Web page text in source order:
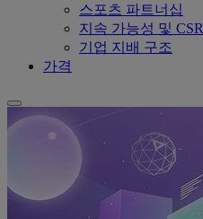
스포츠 파트너십
지속 가능성 및 CSR
기업 지배 구조
가격